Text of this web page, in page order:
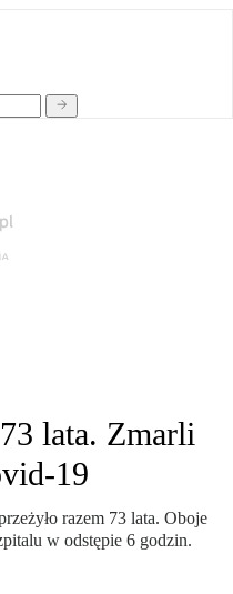
lata. Zmarli
19
razem 73 lata. Oboje
w odstępie 6 godzin.